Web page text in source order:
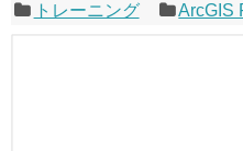
トレーニング
ArcGIS